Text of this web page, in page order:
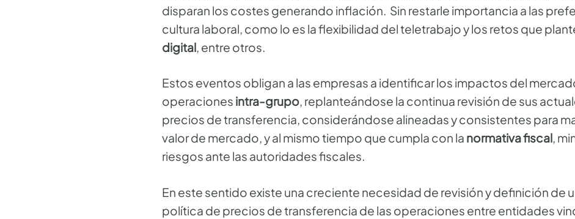
disparan los costes generando inflación. Sin restarle importancia a las
cultura laboral, como lo es la flexibilidad del teletrabajo y los retos que
digital, entre otros.
Estos eventos obligan a las empresas a identificar los impactos del
operaciones intra-grupo, replanteándose la continua revisión de sus
precios de transferencia, considerándose alineadas y consistentes para
valor de mercado, y al mismo tiempo que cumpla con la normativa fiscal,
riesgos ante las autoridades fiscales.
En este sentido existe una creciente necesidad de revisión y definición de
política de precios de transferencia de las operaciones entre entidades